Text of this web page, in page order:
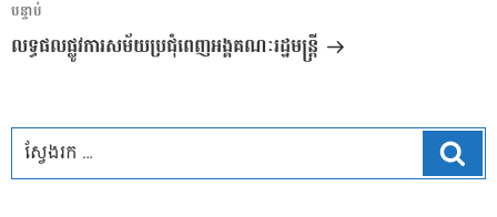
អត្ថបទ
បន្ទាប់
បន្ទាប់
លទ្ធផលផ្លូវការសម័យប្រជុំពេញអង្គគណៈរដ្ឋមន្ត្រី